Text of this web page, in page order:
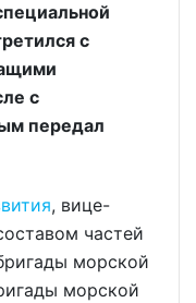
с
с
передал
, вице-
частей
морской
морской